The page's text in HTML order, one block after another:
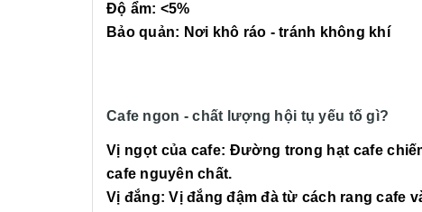
Độ ẩm: <5%
Bảo quản: Nơi khô ráo - tránh không khí
Cafe ngon - chất lượng hội tụ yếu tố gì?
Vị ngọt của cafe: Đường trong hạt cafe
cafe nguyên chất.
Vị đắng: Vị đắng đậm đà từ cách rang cafe